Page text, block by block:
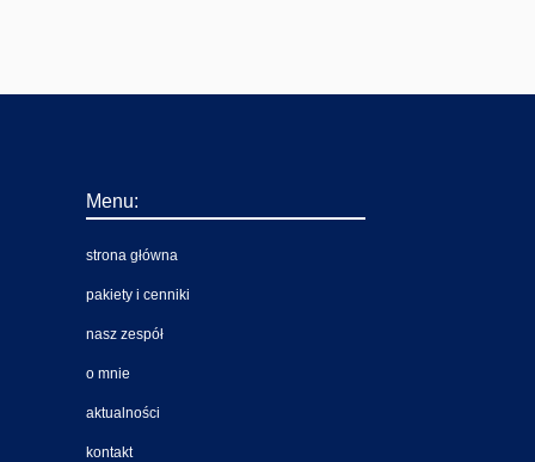
Menu:
strona główna
pakiety i cenniki
nasz zespół
o mnie
aktualności
kontakt